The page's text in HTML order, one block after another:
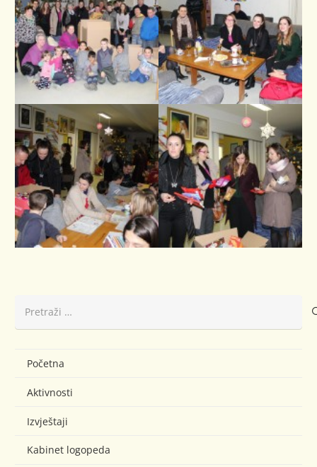
Početna
Aktivnosti
Izvještaji
Kabinet logopeda